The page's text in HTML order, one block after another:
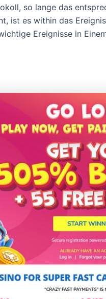
so lange das
ist es within das
Ereignisse in